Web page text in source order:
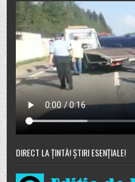
DIRECT LA ȚINTĂ! ȘTIRI ESENȚIALE!